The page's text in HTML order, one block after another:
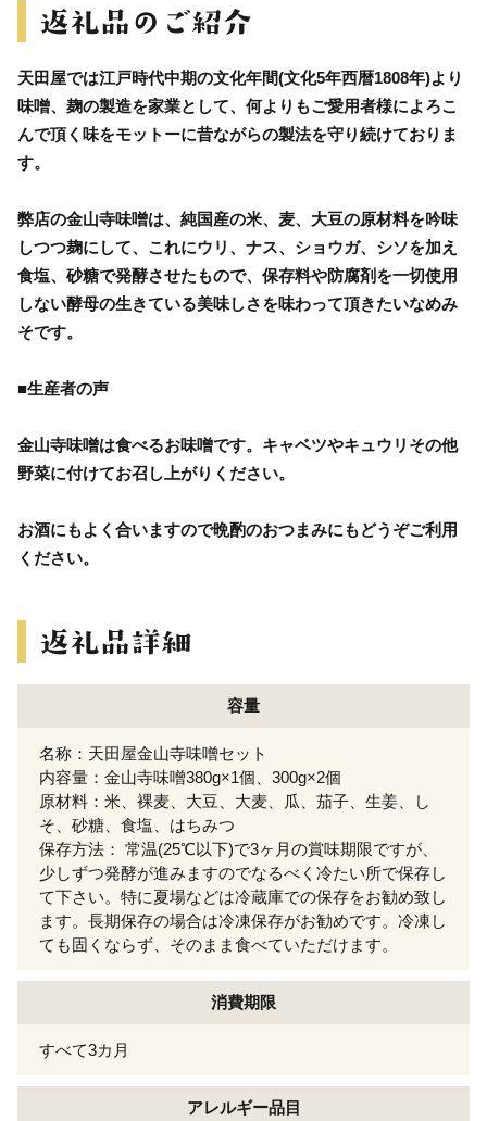
天田屋では江戸時代中期の文化年間(文化5年西暦1808年)より
味噌、麹の製造を家業として、何よりもご愛用者様によろこ
んで頂く味をモットーに昔ながらの製法を守り続けておりま
す。
弊店の金山寺味噌は、純国産の米、麦、大豆の原材料を吟味
しつつ麹にして、これにウリ、ナス、ショウガ、シソを加え
食塩、砂糖で発酵させたもので、保存料や防腐剤を一切使用
しない酵母の生きている美味しさを味わって頂きたいなめみ
そです。
■生産者の声
金山寺味噌は食べるお味噌です。キャベツやキュウリその他
野菜に付けてお召し上がりください。
お酒にもよく合いますので晩酌のおつまみにもどうぞご利用
ください。
容量
名称：天田屋金山寺味噌セット
内容量：金山寺味噌380g×1個、300g×2個
原材料：米、裸麦、大豆、大麦、瓜、茄子、生姜、し
そ、砂糖、食塩、はちみつ
保存方法： 常温(25℃以下)で3ヶ月の賞味期限ですが、
少しずつ発酵が進みますのでなるべく冷たい所で保存し
て下さい。特に夏場などは冷蔵庫での保存をお勧め致し
ます。長期保存の場合は冷凍保存がお勧めです。冷凍し
ても固くならず、そのまま食べていただけます。
消費期限
すべて3カ月
アレルギー品目